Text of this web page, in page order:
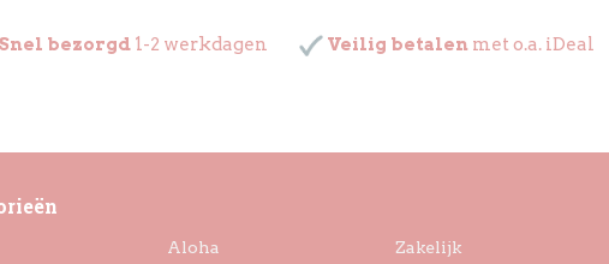
Snel bezorgd 1-2 werkdagen Veilig betalen met o.a. iDeal
Aloha
Zakelijk